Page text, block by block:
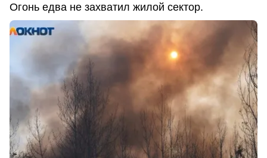
Огонь едва не захватил жилой сектор.